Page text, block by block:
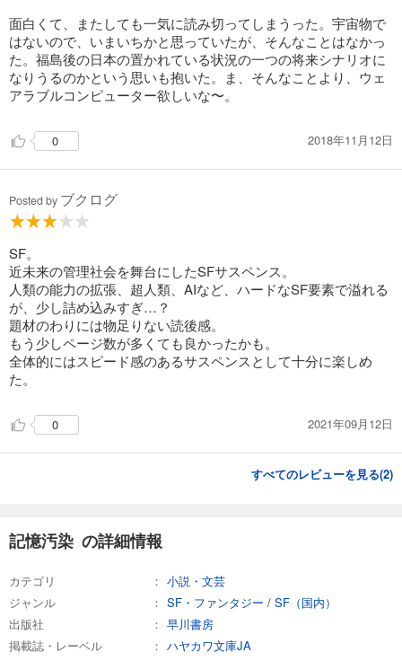
面白くて、またしても一気に読み切ってしまうった。宇宙物で
はないので、いまいちかと思っていたが、そんなことはなかっ
た。福島後の日本の置かれている状況の一つの将来シナリオに
なりうるのかという思いも抱いた。ま、そんなことより、ウェ
アラブルコンピューター欲しいな〜。
0 2018年11月12日
Posted by ブクログ
SF。
近未来の管理社会を舞台にしたSFサスペンス。
人類の能力の拡張、超人類、AIなど、ハードなSF要素で溢れる
が、少し詰め込みすぎ…？
題材のわりには物足りない読後感。
もう少しページ数が多くても良かったかも。
全体的にはスピード感のあるサスペンスとして十分に楽しめ
た。
0 2021年09月12日
すべてのレビューを見る(2)
記憶汚染 の詳細情報
カテゴリ
小説・文芸
ジャンル
SF・ファンタジー / SF（国内）
出版社
早川書房
掲載誌・レーベル
ハヤカワ文庫JA